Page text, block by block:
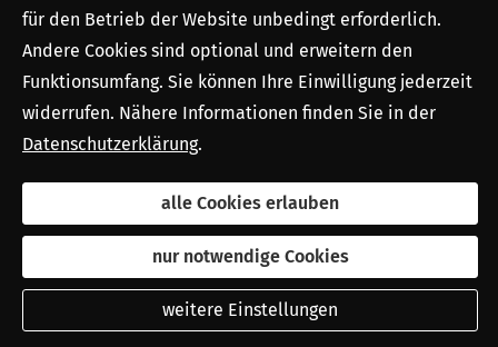
für den Betrieb der Website unbedingt erforderlich.
Andere Cookies sind optional und erweitern den
Funktionsumfang. Sie können Ihre Einwilligung jederzeit
widerrufen. Nähere Informationen finden Sie in der
Datenschutzerklärung.
alle Cookies erlauben
nur notwendige Cookies
weitere Einstellungen